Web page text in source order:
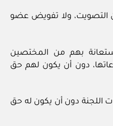
التصويت، ولا تفويض عضو
بهم من المختصين
دون أن يكون لهم حق
اللجنة دون أن يكون له حق